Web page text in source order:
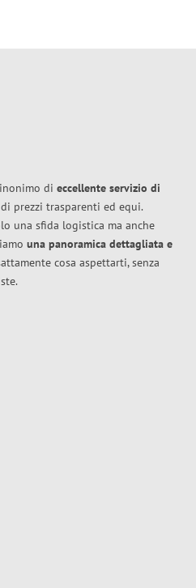
di eccellente servizio di
di prezzi trasparenti ed equi.
una sfida logistica ma anche
una panoramica dettagliata e
cosa aspettarti, senza